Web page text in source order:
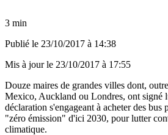
3 min
Publié le 23/10/2017 à 14:38
Mis à jour le 23/10/2017 à 17:55
Douze maires de grandes villes dont,
Mexico, Auckland ou Londres, ont signé
déclaration s'engageant à acheter des bus
"zéro émission" d'ici 2030, pour lutter
climatique.